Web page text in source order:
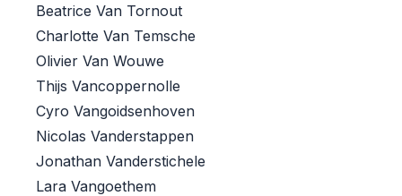
Beatrice Van Tornout
Charlotte Van Temsche
Olivier Van Wouwe
Thijs Vancoppernolle
Cyro Vangoidsenhoven
Nicolas Vanderstappen
Jonathan Vanderstichele
Lara Vangoethem